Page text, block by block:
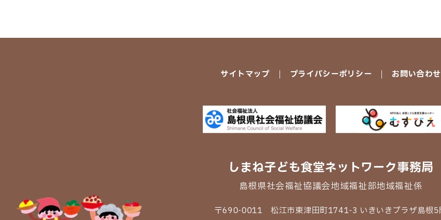
サイトマップ プライバシーポリシー お問い合わせ
しまね子ども食堂ネットワーク事務局
島根県社会福祉協議会地域福祉部地域福祉係
〒690-0011 松江市東津田町1741-3 いきいきプラザ島根5